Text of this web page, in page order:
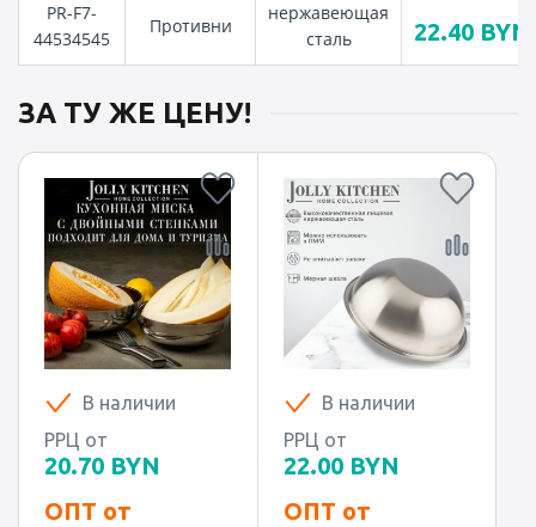
PR-F7-
44534545
Противни
нержавеющая
сталь
22.40 BYN
ЗА ТУ ЖЕ ЦЕНУ!
В наличии
РРЦ от
20.70 BYN
ОПТ от
В наличии
РРЦ от
22.00 BYN
ОПТ от